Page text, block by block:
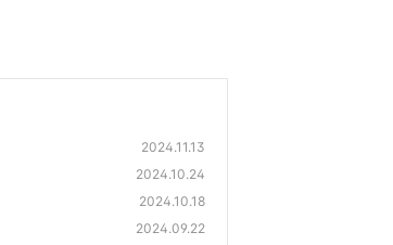
2024.11.13
2024.10.24
2024.10.18
2024.09.22